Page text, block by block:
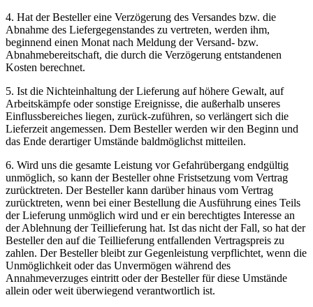
4. Hat der Besteller eine Verzögerung des Versandes bzw. die
Abnahme des Liefergegenstandes zu vertreten, werden ihm,
beginnend einen Monat nach Meldung der Versand- bzw.
Abnahmebereitschaft, die durch die Verzögerung entstandenen
Kosten berechnet.
5. Ist die Nichteinhaltung der Lieferung auf höhere Gewalt, auf
Arbeitskämpfe oder sonstige Ereignisse, die außerhalb unseres
Einflussbereiches liegen, zurück-zuführen, so verlängert sich die
Lieferzeit angemessen. Dem Besteller werden wir den Beginn und
das Ende derartiger Umstände baldmöglichst mitteilen.
6. Wird uns die gesamte Leistung vor Gefahrübergang endgültig
unmöglich, so kann der Besteller ohne Fristsetzung vom Vertrag
zurücktreten. Der Besteller kann darüber hinaus vom Vertrag
zurücktreten, wenn bei einer Bestellung die Ausführung eines Teils
der Lieferung unmöglich wird und er ein berechtigtes Interesse an
der Ablehnung der Teillieferung hat. Ist das nicht der Fall, so hat der
Besteller den auf die Teillieferung entfallenden Vertragspreis zu
zahlen. Der Besteller bleibt zur Gegenleistung verpflichtet, wenn die
Unmöglichkeit oder das Unvermögen während des
Annahmeverzuges eintritt oder der Besteller für diese Umstände
allein oder weit überwiegend verantwortlich ist.